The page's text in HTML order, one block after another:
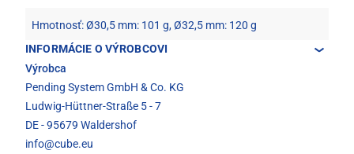
Hmotnosť: Ø30,5 mm: 101 g, Ø32,5 mm: 120 g
INFORMÁCIE O VÝROBCOVI
Výrobca
Pending System GmbH & Co. KG
Ludwig-Hüttner-Straße 5 - 7
DE - 95679 Waldershof
info@cube.eu